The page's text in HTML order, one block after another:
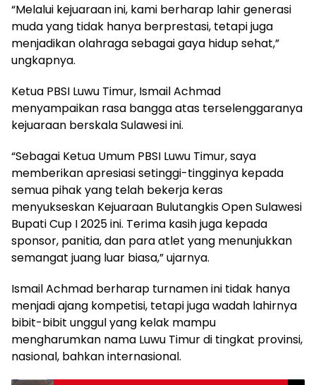
“Melalui kejuaraan ini, kami berharap lahir generasi
muda yang tidak hanya berprestasi, tetapi juga
menjadikan olahraga sebagai gaya hidup sehat,”
ungkapnya.
Ketua PBSI Luwu Timur, Ismail Achmad
menyampaikan rasa bangga atas terselenggaranya
kejuaraan berskala Sulawesi ini.
“Sebagai Ketua Umum PBSI Luwu Timur, saya
memberikan apresiasi setinggi-tingginya kepada
semua pihak yang telah bekerja keras
menyukseskan Kejuaraan Bulutangkis Open Sulawesi
Bupati Cup I 2025 ini. Terima kasih juga kepada
sponsor, panitia, dan para atlet yang menunjukkan
semangat juang luar biasa,” ujarnya.
Ismail Achmad berharap turnamen ini tidak hanya
menjadi ajang kompetisi, tetapi juga wadah lahirnya
bibit-bibit unggul yang kelak mampu
mengharumkan nama Luwu Timur di tingkat provinsi,
nasional, bahkan internasional.